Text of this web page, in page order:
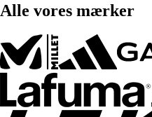
Alle vores mærker